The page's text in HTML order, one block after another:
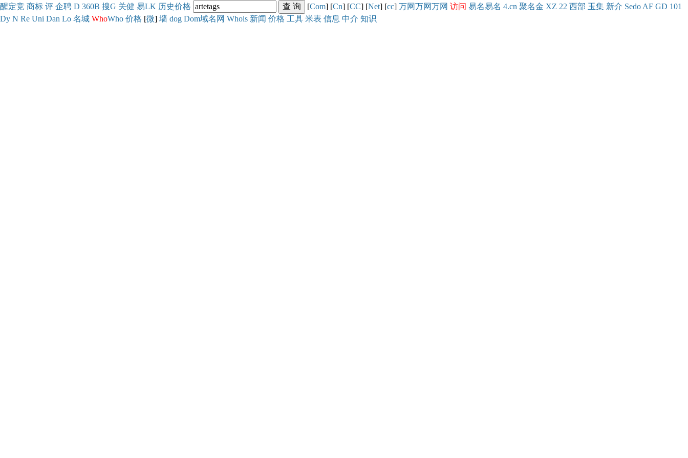
醒定竞 商标 评 企聘 D 360B 搜G 关健 易LK 历史价格 [Com] [Cn] [CC] [Net] [cc] 万网万网万网 访问 易名易名 4.cn 聚名金 XZ 22 西部 玉集 新介 Sedo AF GD 101
Dy N Re Uni Dan Lo 名城 WhoWho 价格 [微] 墙 dog Dom域名网 Whois 新闻 价格 工具 米表 信息 中介 知识